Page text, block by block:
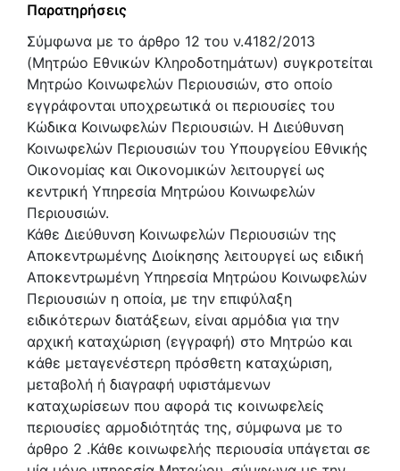
Παρατηρήσεις
Σύμφωνα με το άρθρο 12 του ν.4182/2013
(Μητρώο Εθνικών Κληροδοτημάτων) συγκροτείται
Μητρώο Κοινωφελών Περιουσιών, στο οποίο
εγγράφονται υποχρεωτικά οι περιουσίες του
Κώδικα Κοινωφελών Περιουσιών. Η Διεύθυνση
Κοινωφελών Περιουσιών του Υπουργείου Εθνικής
Οικονομίας και Οικονομικών λειτουργεί ως
κεντρική Υπηρεσία Μητρώου Κοινωφελών
Περιουσιών.
Κάθε Διεύθυνση Κοινωφελών Περιουσιών της
Αποκεντρωμένης Διοίκησης λειτουργεί ως ειδική
Αποκεντρωμένη Υπηρεσία Μητρώου Κοινωφελών
Περιουσιών η οποία, με την επιφύλαξη
ειδικότερων διατάξεων, είναι αρμόδια για την
αρχική καταχώριση (εγγραφή) στο Μητρώο και
κάθε μεταγενέστερη πρόσθετη καταχώριση,
μεταβολή ή διαγραφή υφιστάμενων
καταχωρίσεων που αφορά τις κοινωφελείς
περιουσίες αρμοδιότητάς της, σύμφωνα με το
άρθρο 2 .Κάθε κοινωφελής περιουσία υπάγεται σε